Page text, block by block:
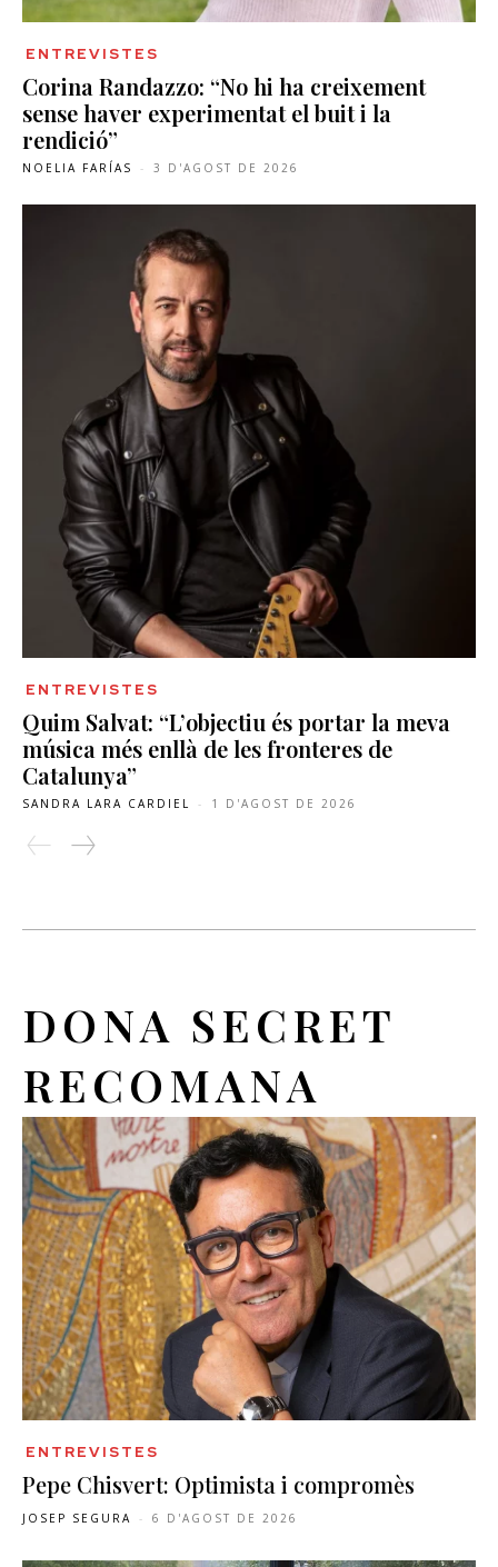
ENTREVISTES
Corina Randazzo: “No hi ha creixement
sense haver experimentat el buit i la
rendició”
NOELIA FARÍAS - 3 D'AGOST DE 2026
ENTREVISTES
Quim Salvat: “L’objectiu és portar la meva
música més enllà de les fronteres de
Catalunya”
SANDRA LARA CARDIEL - 1 D'AGOST DE 2026
DONA SECRET
RECOMANA
ENTREVISTES
Pepe Chisvert: Optimista i compromès
JOSEP SEGURA - 6 D'AGOST DE 2026